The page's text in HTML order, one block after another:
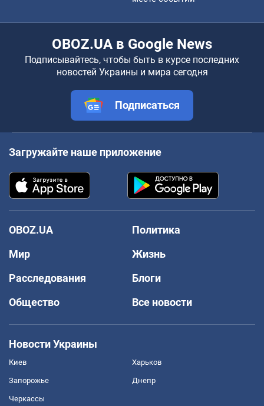
OBOZ.UA в Google News
Подписывайтесь, чтобы быть в курсе последних
новостей Украины и мира сегодня
Подписаться
Загружайте наше приложение
OBOZ.UA
Политика
Мир
Жизнь
Расследования
Блоги
Общество
Все новости
Новости Украины
Киев Харьков
Запорожье Днепр
Черкассы